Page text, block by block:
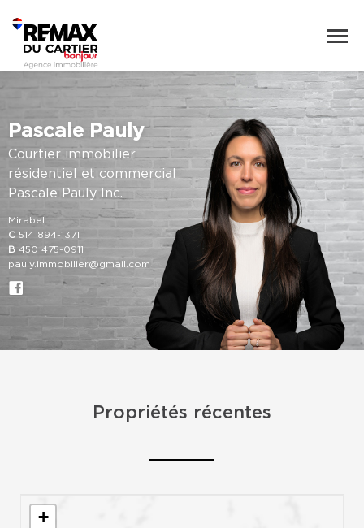
Pascale Pauly
Courtier immobilier
résidentiel et commercial
Pascale Pauly Inc.
Mirabel
C 514 894-1371
B 450 475-0911
pauly.immobilier@gmail.com
Propriétés récentes
+